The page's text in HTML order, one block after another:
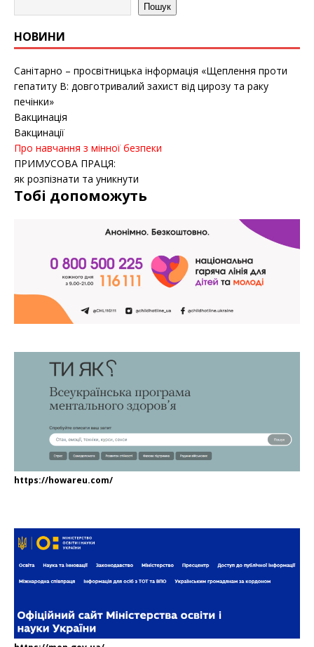
Пошук
НОВИНИ
Санітарно – просвітницька інформація «Щеплення проти
гепатиту B: довготривалий захист від цирозу та раку
печінки»
Вакцинація
Вакцинації
Про навчання з мінної безпеки
ПРИМУСОВА ПРАЦЯ:
як розпізнати та уникнути
Тобі допоможуть
https://howareu.com/